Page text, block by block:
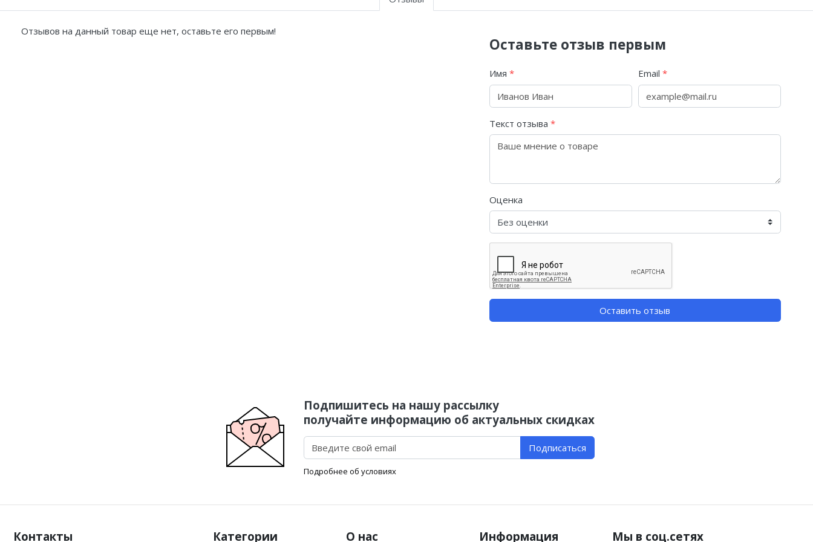
Отзывов на данный товар еще нет, оставьте его первым!
Оставьте отзыв первым
Имя * Email *
Текст отзыва *
Оценка
Оставить отзыв
Подпишитесь на нашу рассылку
получайте информацию об актуальных скидках
Подписаться
Подробнее об условиях
Контакты Категории О нас Информация Мы в соц.сетях